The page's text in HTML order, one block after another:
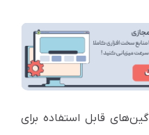
قابل استفاده برای